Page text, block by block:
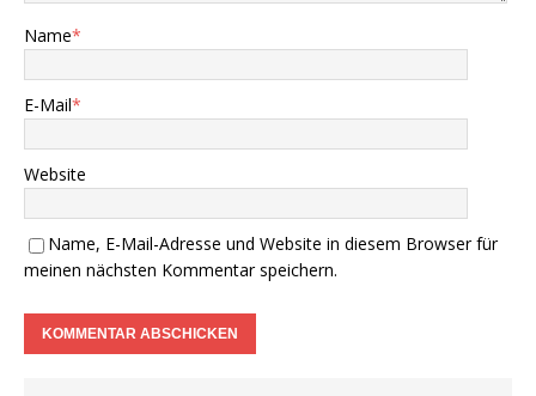
Name*
E-Mail*
Website
Name, E-Mail-Adresse und Website in diesem Browser für
meinen nächsten Kommentar speichern.